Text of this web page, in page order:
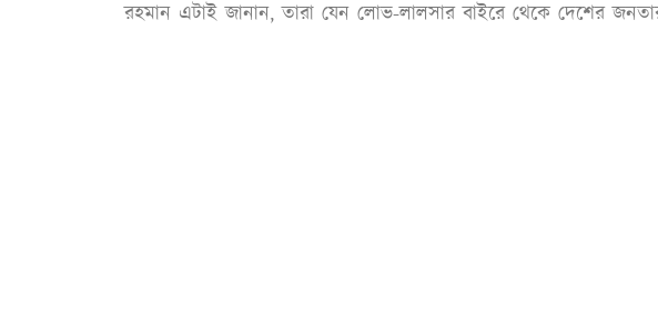
রহমান এটাই জানান, তারা যেন লোভ-লালসার বাইরে থেকে দেশের